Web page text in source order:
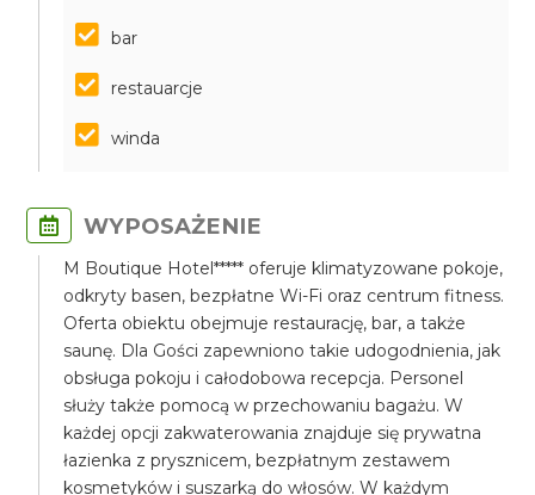
bar
restauarcje
winda
WYPOSAŻENIE
M Boutique Hotel***** oferuje klimatyzowane pokoje,
odkryty basen, bezpłatne Wi-Fi oraz centrum fitness.
Oferta obiektu obejmuje restaurację, bar, a także
saunę. Dla Gości zapewniono takie udogodnienia, jak
obsługa pokoju i całodobowa recepcja. Personel
służy także pomocą w przechowaniu bagażu. W
każdej opcji zakwaterowania znajduje się prywatna
łazienka z prysznicem, bezpłatnym zestawem
kosmetyków i suszarką do włosów. W każdym